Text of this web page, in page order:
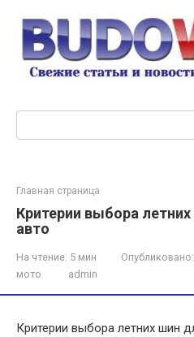
контенту
Главная страница
Критерии выбора
авто
На чтение: 5 мин Опубликовано:
мото
admin
Критерии выбора летних шин